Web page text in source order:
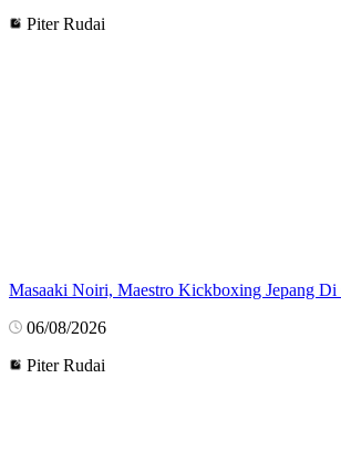
Piter Rudai
Masaaki Noiri, Maestro Kickboxing Jepang
06/08/2026
Piter Rudai